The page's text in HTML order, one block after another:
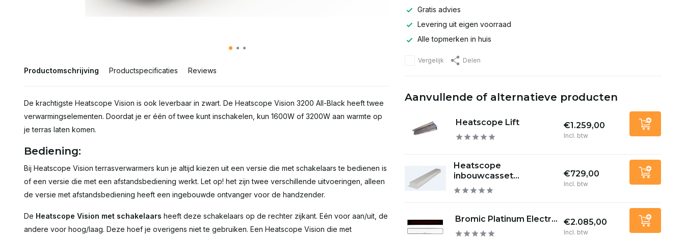
Productomschrijving Productspecificaties Reviews
De krachtigste Heatscope Vision is ook leverbaar in zwart. De Heatscope Vision 3200 All-Black heeft twee
verwarmingselementen. Doordat je er één of twee kunt inschakelen, kun 1600W of 3200W aan warmte op
je terras laten komen.
Bediening:
Bij Heatscope Vision terrasverwarmers kun je altijd kiezen uit een versie die met schakelaars te bedienen is
of een versie die met een afstandsbediening werkt. Let op! het zijn twee verschillende uitvoeringen, alleen
de versie met afstandsbediening heeft een ingebouwde ontvanger voor de handzender.
De Heatscope Vision met schakelaars heeft deze schakelaars op de rechter zijkant. Eén voor aan/uit, de
andere voor hoog/laag. Deze hoef je overigens niet te gebruiken. Een Heatscope Vision die met
Gratis advies
Levering uit eigen voorraad
Alle topmerken in huis
Vergelijk Delen
Aanvullende of alternatieve producten
Heatscope Lift €1.259,00
Incl. btw
Heatscope
inbouwcasset...
€729,00
Incl. btw
Bromic Platinum Electr... €2.085,00
Incl. btw